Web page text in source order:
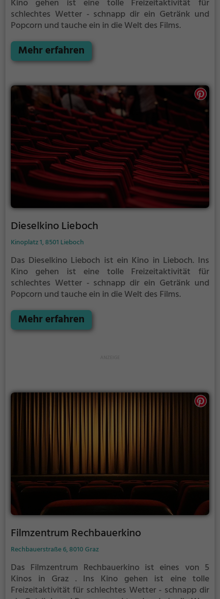
Kino gehen ist eine tolle Freizeitaktivität für
schlechtes Wetter - schnapp dir ein Getränk und
Popcorn und tauche ein in die Welt des Films.
Mehr erfahren
Dieselkino Lieboch
Kinoplatz 1, 8501 Lieboch
Das Dieselkino Lieboch ist ein Kino in Lieboch. Ins
Kino gehen ist eine tolle Freizeitaktivität für
schlechtes Wetter - schnapp dir ein Getränk und
Popcorn und tauche ein in die Welt des Films.
Mehr erfahren
Filmzentrum Rechbauerkino
Rechbauerstraße 6, 8010 Graz
Das Filmzentrum Rechbauerkino ist eines von 5
Kinos in Graz . Ins Kino gehen ist eine tolle
Freizeitaktivität für schlechtes Wetter - schnapp dir